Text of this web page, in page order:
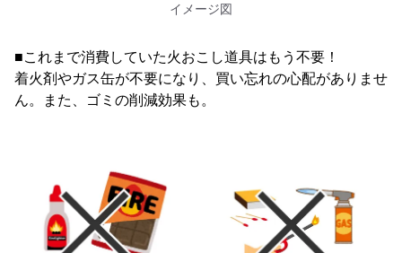
イメージ図
■これまで消費していた火おこし道具はもう不要！
着火剤やガス缶が不要になり、買い忘れの心配がありませ
ん。また、ゴミの削減効果も。